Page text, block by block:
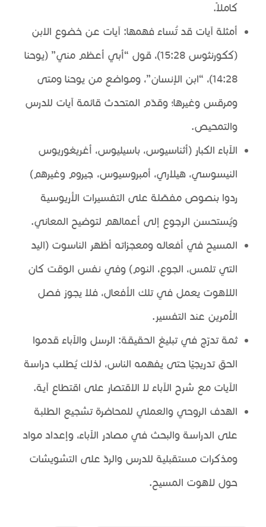
كاملاً.
أمثلة آيات قد تُساء فهمها: آيات عن خضوع الابن
(ككورنثوس 15:28)، قول “أبي أعظم مني” (يوحنا
14:28)، “ابن الإنسان”، ومواضع من يوحنا ومتى
ومرقس وغيرها؛ وقدّم المتحدث قائمة آيات للدرس
والتمحيص.
الآباء الكبار (أثناسيوس، باسيليوس، أغريغوريوس
النيسوسي، هيلاري، أمبروسيوس، جيروم وغيرهم)
ردوا بنصوص مفصّلة على التفسيرات الأريوسية
ويُستحسن الرجوع إلى أعمالهم لتوضيح المعاني.
المسيح في أفعاله ومعجزاته أظهر الناسوت (اليد
التي تلمس، الجوع، النوم) وفي نفس الوقت كان
اللاهوت يعمل في تلك الأفعال، فلا يجوز فصل
الأمرين عند التفسير.
ثمة تدرّج في تبليغ الحقيقة: الرسل والآباء قدموا
الحق تدريجيًا حتى يفهمه الناس، لذلك يُطلب دراسة
الآيات مع شرح الآباء لا الاقتصار على اقتطاع آية.
الهدف الروحي والعملي للمحاضرة تشجيع الطلبة
على الدراسة والبحث في مصادر الآباء، وإعداد مواد
ومذكرات مستقبلية للدرس والردّ على التشويشات
حول لاهوت المسيح.